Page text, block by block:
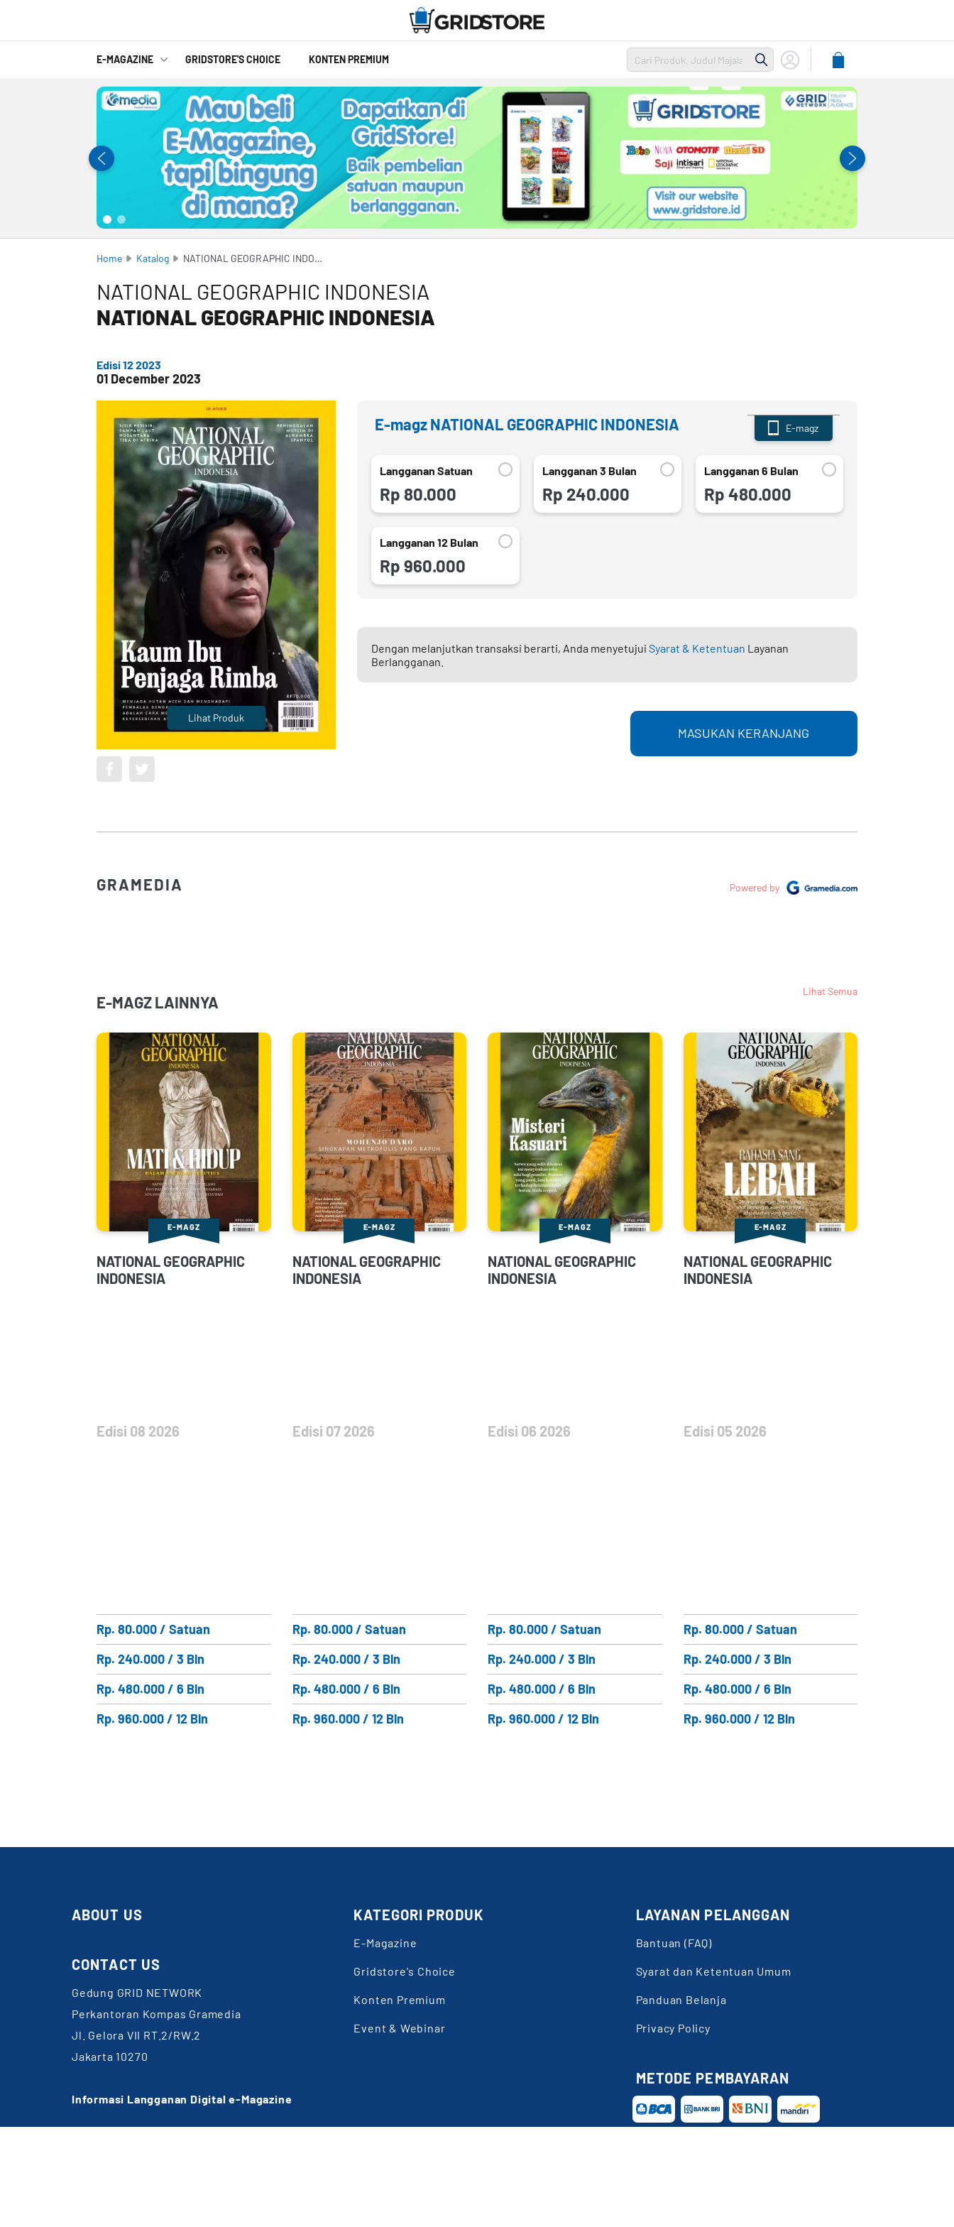
E-MAGAZINE GRIDSTORE'S CHOICE KONTEN PREMIUM
Lihat
Home Katalog NATIONAL GEOGRAPHIC INDONESIA
NATIONAL GEOGRAPHIC INDONESIA
NATIONAL GEOGRAPHIC INDONESIA
Edisi 12 2023
01 December 2023
Lihat Produk
E-magz NATIONAL GEOGRAPHIC INDONESIA E-magz
Langganan Satuan
Rp 80.000
Langganan 3 Bulan
Rp 240.000
Langganan 6 Bulan
Rp 480.000
Langganan 12 Bulan
Rp 960.000
Dengan melanjutkan transaksi berarti, Anda menyetujuiSyarat & Ketentuan Layanan
Berlangganan.
MASUKAN KERANJANG
GRAMEDIA Powered by
E-MAGZ LAINNYA
Lihat Semua
E-MAGZ
NATIONAL GEOGRAPHIC
INDONESIA
Edisi 08 2026
Rp. 80.000 / Satuan
Rp. 240.000 / 3 Bln
Rp. 480.000 / 6 Bln
Rp. 960.000 / 12 Bln
E-MAGZ
NATIONAL GEOGRAPHIC
INDONESIA
Edisi 07 2026
Rp. 80.000 / Satuan
Rp. 240.000 / 3 Bln
Rp. 480.000 / 6 Bln
Rp. 960.000 / 12 Bln
E-MAGZ
NATIONAL GEOGRAPHIC
INDONESIA
Edisi 06 2026
Rp. 80.000 / Satuan
Rp. 240.000 / 3 Bln
Rp. 480.000 / 6 Bln
Rp. 960.000 / 12 Bln
E-MAGZ
NATIONAL GEOGRAPHIC
INDONESIA
Edisi 05 2026
Rp. 80.000 / Satuan
Rp. 240.000 / 3 Bln
Rp. 480.000 / 6 Bln
Rp. 960.000 / 12 Bln
Bantuan?
ABOUT US
CONTACT US
Gedung GRID NETWORK
Perkantoran Kompas Gramedia
Jl. Gelora VII RT.2/RW.2
Jakarta 10270
Informasi Langganan Digital e-Magazine
WA: 0857-1832-6891
KATEGORI PRODUK
E-Magazine
Gridstore's Choice
Konten Premium
Event & Webinar
LAYANAN PELANGGAN
Bantuan (FAQ)
Syarat dan Ketentuan Umum
Panduan Belanja
Privacy Policy
METODE PEMBAYARAN